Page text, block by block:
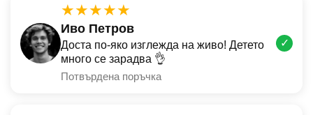
★★★★★
Иво Петров
Доста по-яко изглежда на живо! Детето
много се зарадва 👌
Потвърдена поръчка
✓